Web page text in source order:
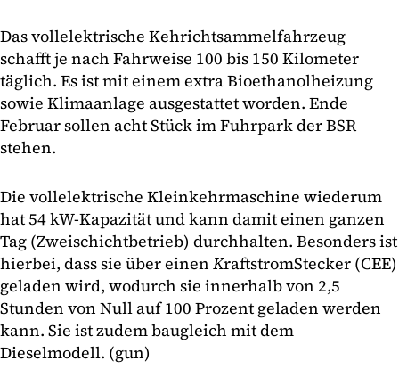
Das vollelektrische Kehrichtsammelfahrzeug
schafft je nach Fahrweise 100 bis 150 Kilometer
täglich. Es ist mit einem extra Bioethanolheizung
sowie Klimaanlage ausgestattet worden. Ende
Februar sollen acht Stück im Fuhrpark der BSR
stehen.
Die vollelektrische Kleinkehrmaschine wiederum
hat 54 kW-Kapazität und kann damit einen ganzen
Tag (Zweischichtbetrieb) durchhalten. Besonders ist
hierbei, dass sie über einen KraftstromStecker (CEE)
geladen wird, wodurch sie innerhalb von 2,5
Stunden von Null auf 100 Prozent geladen werden
kann. Sie ist zudem baugleich mit dem
Dieselmodell. (gun)